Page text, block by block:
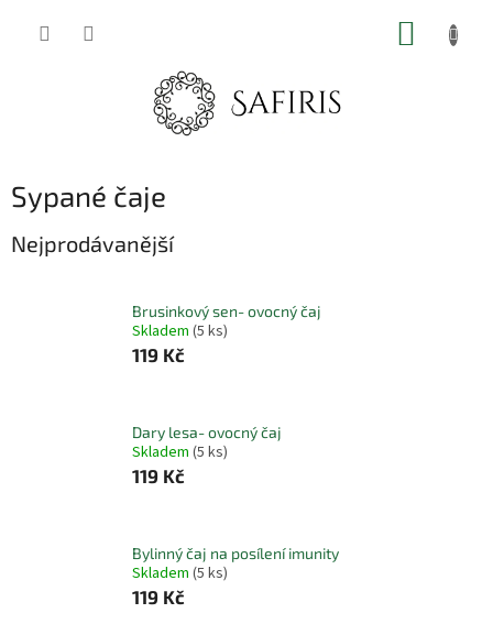
Sypané čaje
Nejprodávanější
Brusinkový sen- ovocný čaj
Skladem (5 ks)
119 Kč
Dary lesa- ovocný čaj
Skladem (5 ks)
119 Kč
Bylinný čaj na posílení imunity
Skladem (5 ks)
119 Kč